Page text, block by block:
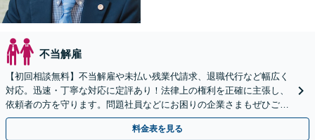
不当解雇
【初回相談無料】不当解雇や未払い残業代請求、退職代行など幅広く
対応。迅速・丁寧な対応に定評あり！法律上の権利を正確に主張し、
依頼者の方を守ります。問題社員などにお困りの企業さまもぜひご相
談ください【電話相談可】【藤枝駅１分】【法テラス可】
料金表を見る